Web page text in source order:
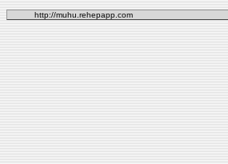
http://muhu.rehepapp.com